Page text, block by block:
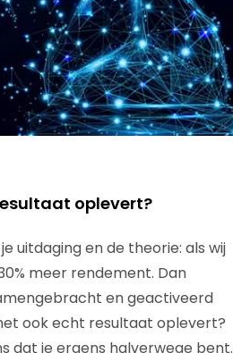
oplevert?
uitdaging en de theorie: als wij
meer rendement. Dan
en geactiveerd
ook echt resultaat oplevert?
dat je ergens halverwege bent.